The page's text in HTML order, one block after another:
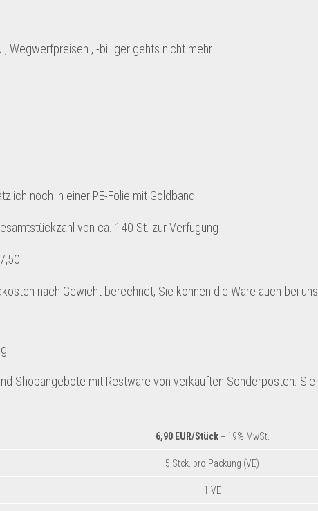
Wegwerfpreisen ‚ -billiger gehts nicht mehr
noch in einer PE-Folie mit Goldband
von ca. 140 St. zur Verfügung
nach Gewicht berechnet, Sie können die Ware auch bei
Shopangebote mit Restware von verkauften Sonderposten. Sie
6,90 EUR/Stück+ 19% MwSt.
5 Stck. pro Packung (VE)
1 VE